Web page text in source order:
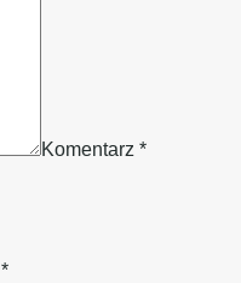
Komentarz *
*